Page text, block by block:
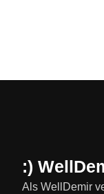
:)
Als WellDemir